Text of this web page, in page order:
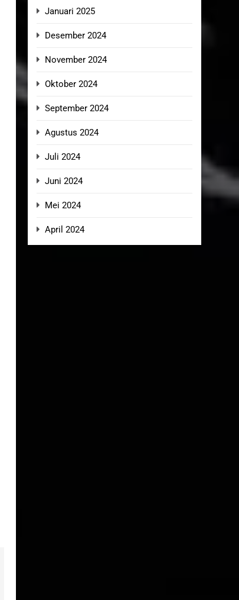
Januari 2025
Desember 2024
November 2024
Oktober 2024
September 2024
Agustus 2024
Juli 2024
Juni 2024
Mei 2024
April 2024